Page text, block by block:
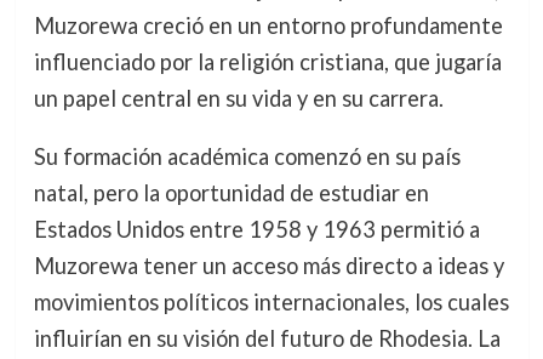
Muzorewa creció en un entorno profundamente
influenciado por la religión cristiana, que jugaría
un papel central en su vida y en su carrera.
Su formación académica comenzó en su país
natal, pero la oportunidad de estudiar en
Estados Unidos entre 1958 y 1963 permitió a
Muzorewa tener un acceso más directo a ideas y
movimientos políticos internacionales, los cuales
influirían en su visión del futuro de Rhodesia. La